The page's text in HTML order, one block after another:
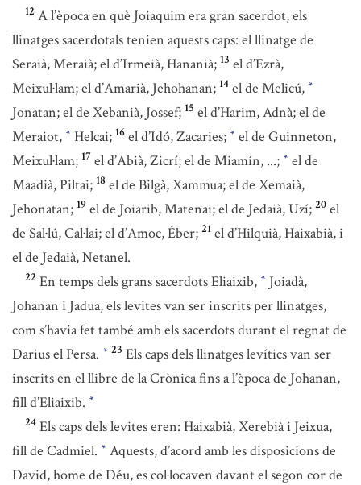
12 A l’època en què Joiaquim era gran sacerdot, els
llinatges sacerdotals tenien aquests caps: el llinatge de
Seraià, Meraià; el d’Irmeià, Hananià; 13 el d’Ezrà,
Meixul·lam; el d’Amarià, Jehohanan; 14 el de Melicú, *
Jonatan; el de Xebanià, Jossef; 15 el d’Harim, Adnà; el de
Meraiot, * Helcai; 16 el d’Idó, Zacaries; * el de Guinneton,
Meixul·lam; 17 el d’Abià, Zicrí; el de Miamín, ...; * el de
Maadià, Piltai; 18 el de Bilgà, Xammua; el de Xemaià,
Jehonatan; 19 el de Joiarib, Matenai; el de Jedaià, Uzí; 20 el
de Sal·lú, Cal·lai; el d’Amoc, Éber; 21 el d’Hilquià, Haixabià, i
el de Jedaià, Netanel.
22 En temps dels grans sacerdots Eliaixib, * Joiadà,
Johanan i Jadua, els levites van ser inscrits per llinatges,
com s’havia fet també amb els sacerdots durant el regnat de
Darius el Persa. * 23 Els caps dels llinatges levítics van ser
inscrits en el llibre de la Crònica fins a l’època de Johanan,
fill d’Eliaixib. *
24 Els caps dels levites eren: Haixabià, Xerebià i Jeixua,
fill de Cadmiel. * Aquests, d’acord amb les disposicions de
David, home de Déu, es col·locaven davant el segon cor de